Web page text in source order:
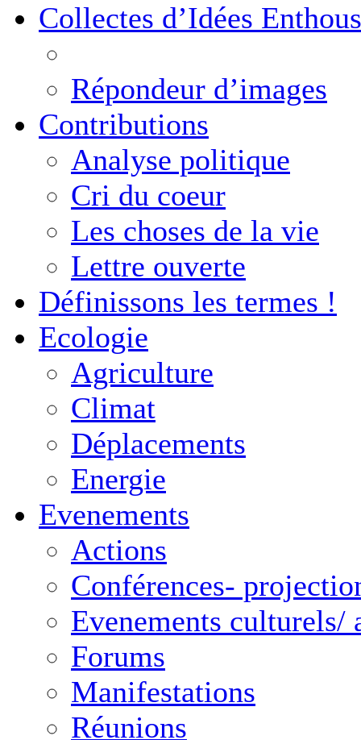
Collectes d’Idées
Répondeur d’images
Contributions
Analyse politique
Cri du coeur
Les choses de la vie
Lettre ouverte
Définissons les termes !
Ecologie
Agriculture
Climat
Déplacements
Energie
Evenements
Actions
Conférences-
Evenements culturels/
Forums
Manifestations
Réunions